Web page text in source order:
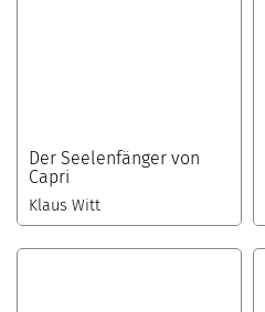
Der Seelenfänger von
Capri
Klaus Witt